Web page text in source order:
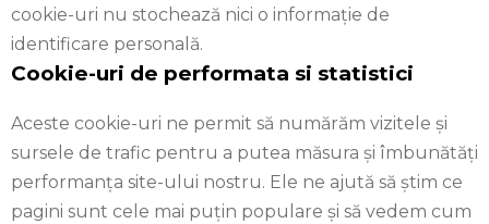
cookie-uri nu stochează nici o informație de
identificare personală.
Cookie-uri de performata si statistici
Aceste cookie-uri ne permit să numărăm vizitele și
sursele de trafic pentru a putea măsura și îmbunătăți
performanța site-ului nostru. Ele ne ajută să știm ce
pagini sunt cele mai puțin populare și să vedem cum